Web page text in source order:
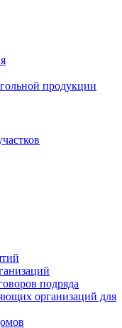
продукции
подряда
организаций для